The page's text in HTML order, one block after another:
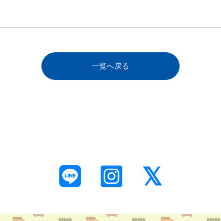
一覧へ戻る